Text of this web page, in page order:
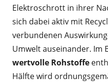
Elektroschrott in ihrer
sich dabei aktiv mit
verbundenen
Umwelt auseinander. Im
wertvolle Rohstoffe
Hälfte wird